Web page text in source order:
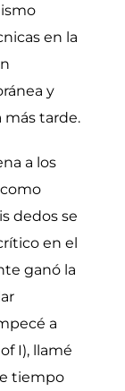
en la
y
más tarde.
a los
dedos se
en el
ganó la
a
I), llamé
tiempo